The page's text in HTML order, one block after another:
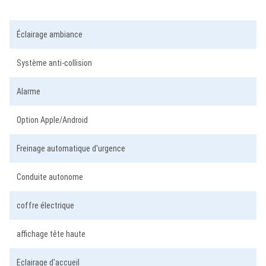
Éclairage ambiance
Système anti-collision
Alarme
Option Apple/Android
Freinage automatique d'urgence
Conduite autonome
coffre électrique
affichage tête haute
Eclairage d'accueil